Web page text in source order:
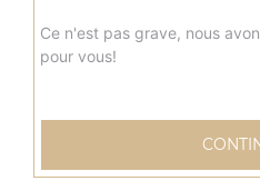
Ce n'est pas grave, nous
pour vous!